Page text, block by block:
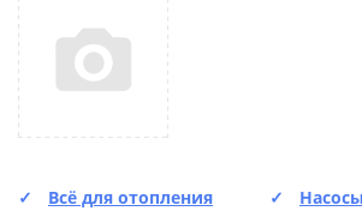
Всё для отопления Насосы